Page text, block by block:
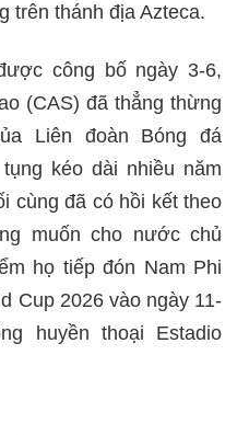
trên thánh địa Azteca.
công bố ngày 3-6,
(CAS) đã thẳng thừng
Liên đoàn Bóng đá
kéo dài nhiều năm
cùng đã có hồi kết theo
muốn cho nước chủ
họ tiếp đón Nam Phi
Cup 2026 vào ngày 11-
huyền thoại Estadio